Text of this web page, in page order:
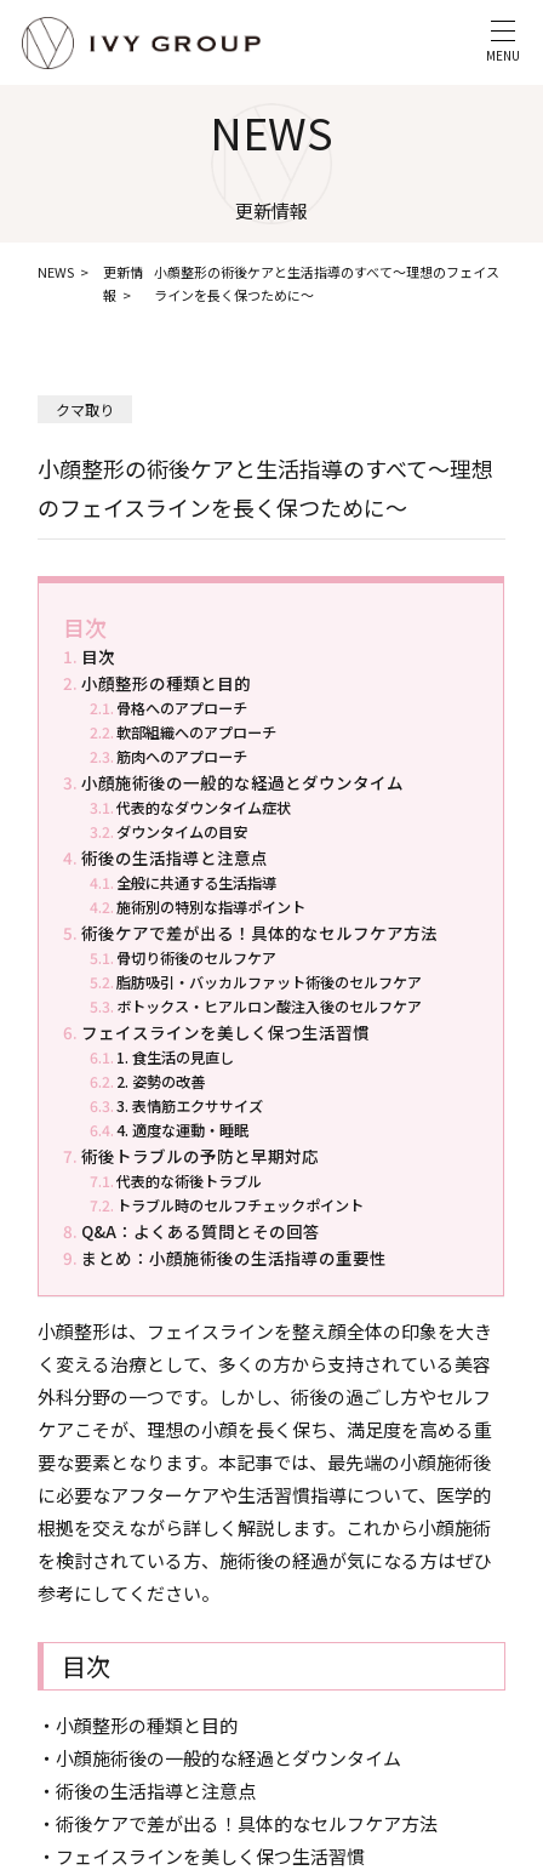
MENU
NEWS
更新情報
NEWS
更新情
報
小顔整形の術後ケアと生活指導のすべて〜理想のフェイス
ラインを長く保つために〜
クマ取り
小顔整形の術後ケアと生活指導のすべて〜理想
のフェイスラインを長く保つために〜
目次
目次
小顔整形の種類と目的
骨格へのアプローチ
軟部組織へのアプローチ
筋肉へのアプローチ
小顔施術後の一般的な経過とダウンタイム
代表的なダウンタイム症状
ダウンタイムの目安
術後の生活指導と注意点
全般に共通する生活指導
施術別の特別な指導ポイント
術後ケアで差が出る！具体的なセルフケア方法
骨切り術後のセルフケア
脂肪吸引・バッカルファット術後のセルフケア
ボトックス・ヒアルロン酸注入後のセルフケア
フェイスラインを美しく保つ生活習慣
1. 食生活の見直し
2. 姿勢の改善
3. 表情筋エクササイズ
4. 適度な運動・睡眠
術後トラブルの予防と早期対応
代表的な術後トラブル
トラブル時のセルフチェックポイント
Q&A：よくある質問とその回答
まとめ：小顔施術後の生活指導の重要性
小顔整形は、フェイスラインを整え顔全体の印象を大き
く変える治療として、多くの方から支持されている美容
外科分野の一つです。しかし、術後の過ごし方やセルフ
ケアこそが、理想の小顔を長く保ち、満足度を高める重
要な要素となります。本記事では、最先端の小顔施術後
に必要なアフターケアや生活習慣指導について、医学的
根拠を交えながら詳しく解説します。これから小顔施術
を検討されている方、施術後の経過が気になる方はぜひ
参考にしてください。
目次
・小顔整形の種類と目的
・小顔施術後の一般的な経過とダウンタイム
・術後の生活指導と注意点
・術後ケアで差が出る！具体的なセルフケア方法
・フェイスラインを美しく保つ生活習慣